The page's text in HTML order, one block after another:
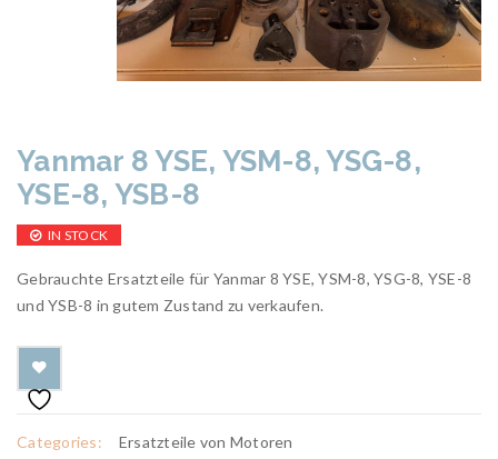
Yanmar 8 YSE, YSM-8, YSG-8,
YSE-8, YSB-8
IN STOCK
Gebrauchte Ersatzteile für Yanmar 8 YSE, YSM-8, YSG-8, YSE-8
und YSB-8 in gutem Zustand zu verkaufen.
Categories: Ersatzteile von Motoren